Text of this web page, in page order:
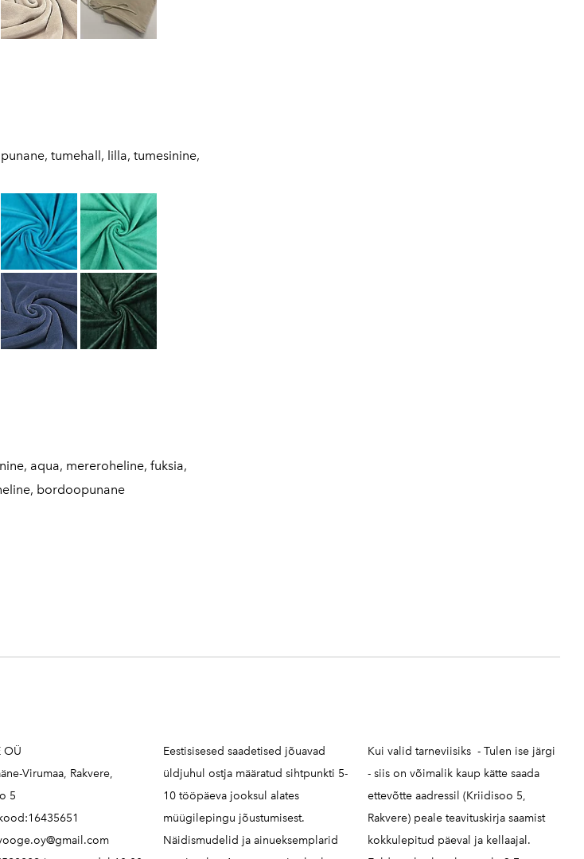
tumehall, lilla, tumesinine,
aqua, mereroheline, fuksia,
bordoopunane
OÜ
Virumaa, Rakvere,
5
Eestisisesed saadetised jõuavad
üldjuhul ostja määratud sihtpunkti 5-
10 tööpäeva jooksul alates
müügilepingu jõustumisest.
Näidismudelid ja ainueksemplarid
Kui valid tarneviisiks - Tulen ise järgi
- siis on võimalik kaup kätte saada
ettevõtte aadressil (Kriidisoo 5,
Rakvere) peale teavituskirja saamist
kokkulepitud päeval ja kellaajal.